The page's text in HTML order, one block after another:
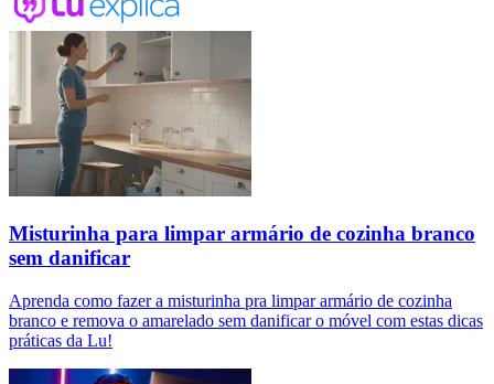
Misturinha para limpar armário de cozinha branco
sem danificar
Aprenda como fazer a misturinha pra limpar armário de cozinha
branco e remova o amarelado sem danificar o móvel com estas dicas
práticas da Lu!